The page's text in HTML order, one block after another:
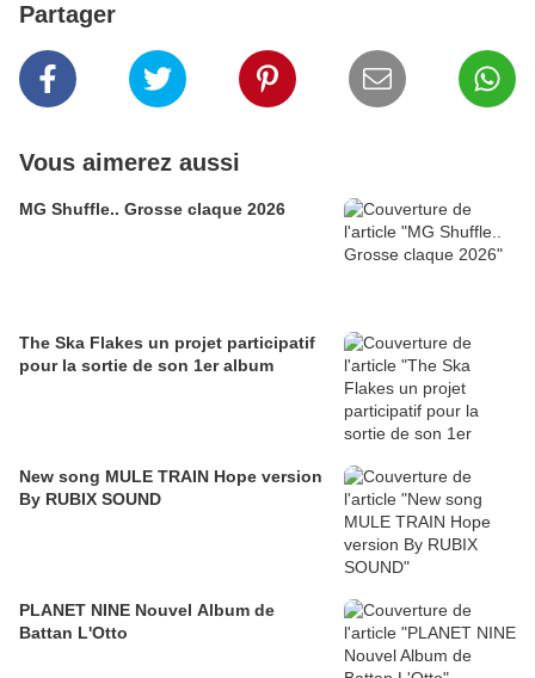
Partager
Vous aimerez aussi
MG Shuffle.. Grosse claque 2026
The Ska Flakes un projet participatif
pour la sortie de son 1er album
New song MULE TRAIN Hope version
By RUBIX SOUND
PLANET NINE Nouvel Album de
Battan L'Otto